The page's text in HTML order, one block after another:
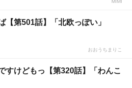
【第501話】「北欧っぽい」
おおうちまりこ
すけどもっ【第320話】「わんこ